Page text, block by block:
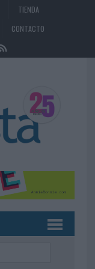
TIENDA
CONTACTO